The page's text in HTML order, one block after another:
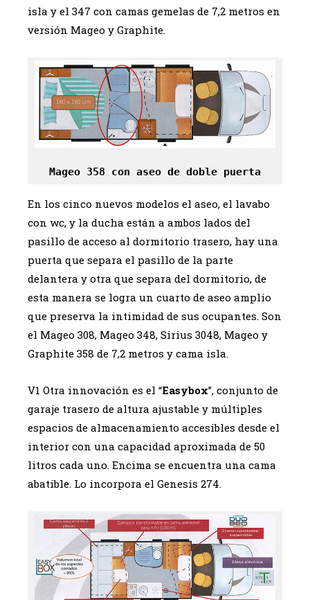
isla y el 347 con camas gemelas de 7,2 metros en
versión Mageo y Graphite.
Mageo 358 con aseo de doble puerta
En los cinco nuevos modelos el aseo, el lavabo
con wc, y la ducha están a ambos lados del
pasillo de acceso al dormitorio trasero, hay una
puerta que separa el pasillo de la parte
delantera y otra que separa del dormitorio, de
esta manera se logra un cuarto de aseo amplio
que preserva la intimidad de sus ocupantes. Son
el Mageo 308, Mageo 348, Sirius 3048, Mageo y
Graphite 358 de 7,2 metros y cama isla.
V1 Otra innovación es el “Easybox”, conjunto de
garaje trasero de altura ajustable y múltiples
espacios de almacenamiento accesibles desde el
interior con una capacidad aproximada de 50
litros cada uno. Encima se encuentra una cama
abatible. Lo incorpora el Genesis 274.